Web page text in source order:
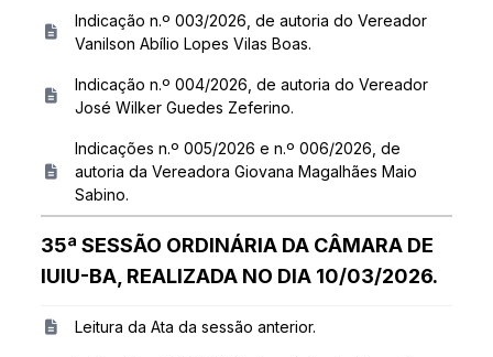
Indicação n.º 003/2026, de autoria do Vereador
Vanilson Abílio Lopes Vilas Boas.
Indicação n.º 004/2026, de autoria do Vereador
José Wilker Guedes Zeferino.
Indicações n.º 005/2026 e n.º 006/2026, de
autoria da Vereadora Giovana Magalhães Maio
Sabino.
35ª SESSÃO ORDINÁRIA DA CÂMARA DE
IUIU-BA, REALIZADA NO DIA 10/03/2026.
Leitura da Ata da sessão anterior.